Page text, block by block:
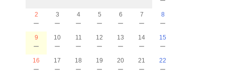
2
－
3
－
4
－
5
－
6
－
7
－
8
－
9
－
10
－
11
－
12
－
13
－
14
－
15
－
16
－
17
－
18
－
19
－
20
－
21
－
22
－